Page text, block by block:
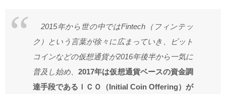
2015年から世の中ではFintech（フィンテッ
ク）という言葉が徐々に広まっていき、ビット
コインなどの仮想通貨が2016年後半から一気に
普及し始め、2017年は仮想通貨ベースの資金調
達手段であるＩＣＯ（Initial Coin Offering）が